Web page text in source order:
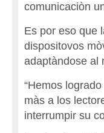
comunicaciòn
Es por eso que
dispositovos
adaptàndose al
“Hemos
màs a los
interrumpir su